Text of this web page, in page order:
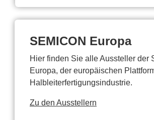
SEMICON Europa
Hier finden Sie alle Aussteller der
Europa, der europäischen
Halbleiterfertigungsindustrie.
Zu den Ausstellern